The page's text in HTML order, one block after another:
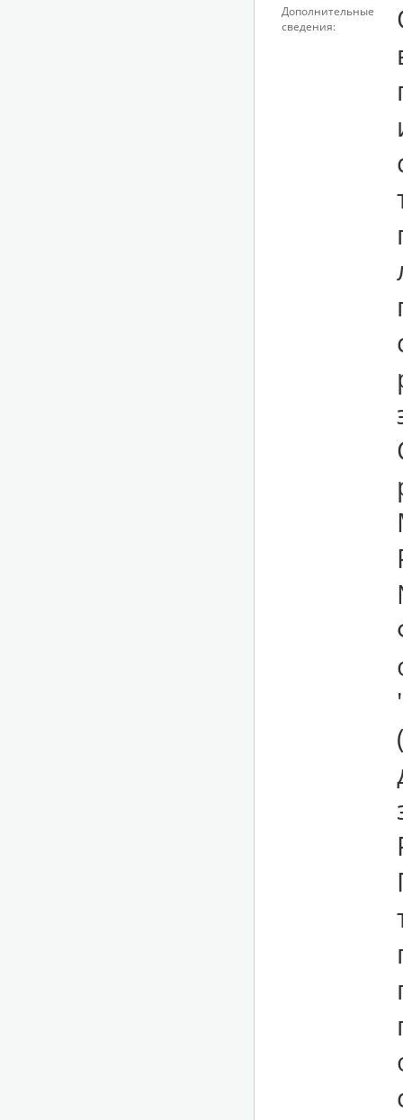
Дополнительные
сведения: